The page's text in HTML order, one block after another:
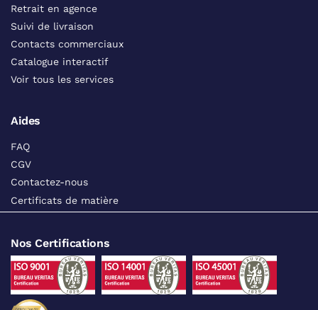
Retrait en agence
Suivi de livraison
Contacts commerciaux
Catalogue interactif
Voir tous les services
Aides
FAQ
CGV
Contactez-nous
Certificats de matière
Nos Certifications